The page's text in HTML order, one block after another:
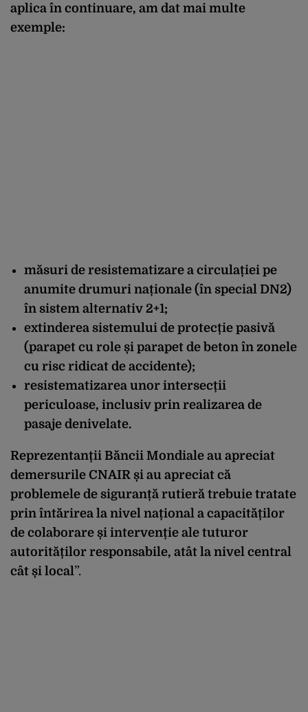
aplica în continuare, am dat mai multe
exemple:
măsuri de resistematizare a circulației pe
anumite drumuri naționale (în special DN2)
în sistem alternativ 2+1;
extinderea sistemului de protecție pasivă
(parapet cu role și parapet de beton în zonele
cu risc ridicat de accidente);
resistematizarea unor intersecții
periculoase, inclusiv prin realizarea de
pasaje denivelate.
Reprezentanții Băncii Mondiale au apreciat
demersurile CNAIR și au apreciat că
problemele de siguranță rutieră trebuie tratate
prin întărirea la nivel național a capacităților
de colaborare și intervenție ale tuturor
autorităților responsabile, atât la nivel central
cât și local”.